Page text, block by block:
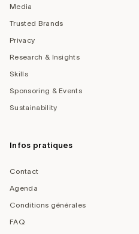
Media
Trusted Brands
Privacy
Research & Insights
Skills
Sponsoring & Events
Sustainability
Infos pratiques
Contact
Agenda
Conditions générales
FAQ